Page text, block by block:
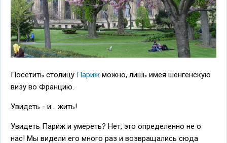
Посетить столицу Париж можно, лишь имея шенгенскую
визу во Францию.
Увидеть - и... жить!
Увидеть Париж и умереть? Нет, это определенно не о
нас! Мы видели его много раз и возвращались сюда